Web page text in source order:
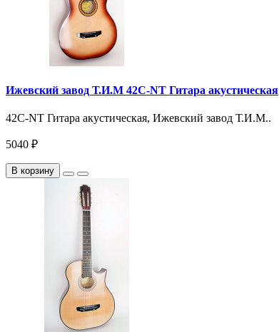
Ижевский завод Т.И.М 42C-NT Гитара акустическая
42C-NT Гитара акустическая, Ижевский завод Т.И.М..
5040 ₽
В корзину